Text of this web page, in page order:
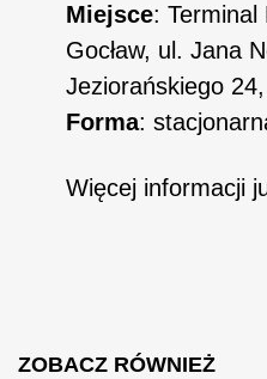
ZOBACZ RÓWNIEŻ
Miejsce: Terminal
Gocław, ul. Jana
Jeziorańskiego
Forma:
Więcej informacji